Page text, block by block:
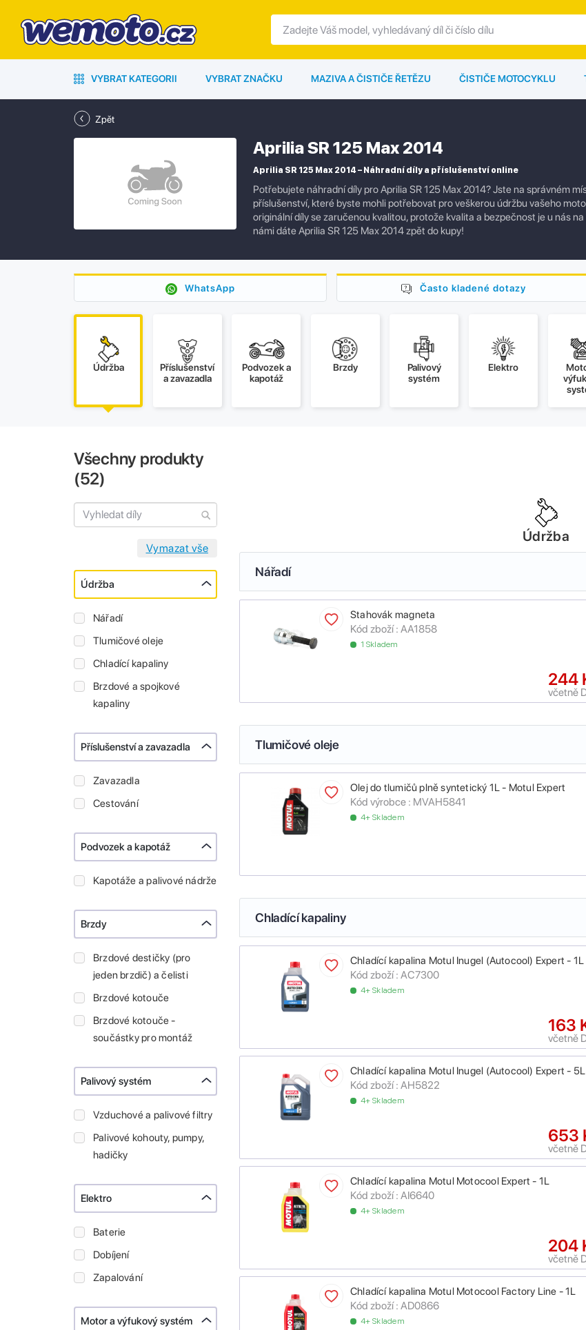
VYBRAT KATEGORII VYBRAT ZNAČKU MAZIVA A ČISTIČE ŘETĚZU ČISTIČE MOTOCYKLU
Zpět
Aprilia SR 125 Max 2014
Aprilia SR 125 Max 2014 – Náhradní díly a příslušenství online
Potřebujete náhradní díly pro Aprilia SR 125 Max 2014? Jste na správném
příslušenství, které byste mohli potřebovat pro veškerou údržbu vašeho
originální díly se zaručenou kvalitou, protože kvalita a bezpečnost je u nás
námi dáte Aprilia SR 125 Max 2014 zpět do kupy!
WhatsApp Často kladené dotazy
Údržba
Příslušenství
a zavazadla
Podvozek a
kapotáž
Brzdy
Palivový
systém
Elektro
Všechny produkty
(52)
Údržba
Nářadí
Tlumičové oleje
Chladící kapaliny
Brzdové a spojkové
kapaliny
Příslušenství a zavazadla
Zavazadla
Cestování
Podvozek a kapotáž
Kapotáže a palivové nádrže
Brzdy
Brzdové destičky (pro
jeden brzdič) a čelisti
Brzdové kotouče
Brzdové kotouče -
součástky pro montáž
Palivový systém
Vzduchové a palivové filtry
Palivové kohouty, pumpy,
hadičky
Elektro
Baterie
Dobíjení
Zapalování
Motor a výfukový systém
Údržba
Nářadí
Stahovák magneta
Kód zboží : AA1858
1 Skladem
244
včetně
Tlumičové oleje
Olej do tlumičů plně syntetický 1L - Motul Expert
Kód výrobce : MVAH5841
4+ Skladem
Chladící kapaliny
Chladící kapalina Motul Inugel (Autocool) Expert - 1L
Kód zboží : AC7300
4+ Skladem
163
včetně
Chladící kapalina Motul Inugel (Autocool) Expert - 5L
Kód zboží : AH5822
4+ Skladem
653
včetně
Chladící kapalina Motul Motocool Expert - 1L
Kód zboží : AI6640
4+ Skladem
204
včetně
Chladící kapalina Motul Motocool Factory Line - 1L
Kód zboží : AD0866
4+ Skladem